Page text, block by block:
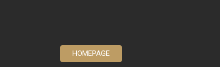
HOMEPAGE